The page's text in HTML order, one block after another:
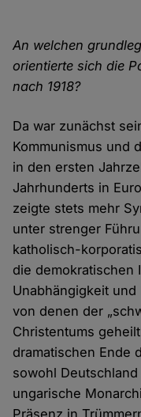
An welchen
orientierte sich die
nach 1918?
Da war zunächst
Kommunismus und
in den ersten
Jahrhunderts in
zeigte stets mehr
unter strenger
katholisch-
die demokratischen
Unabhängigkeit
von denen der
Christentums
dramatischen Ende
sowohl
ungarische